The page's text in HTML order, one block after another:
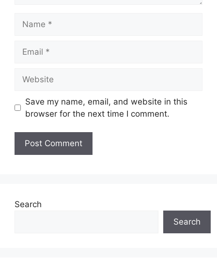
Save my name, email, and website in this
browser for the next time I comment.
Search
Search